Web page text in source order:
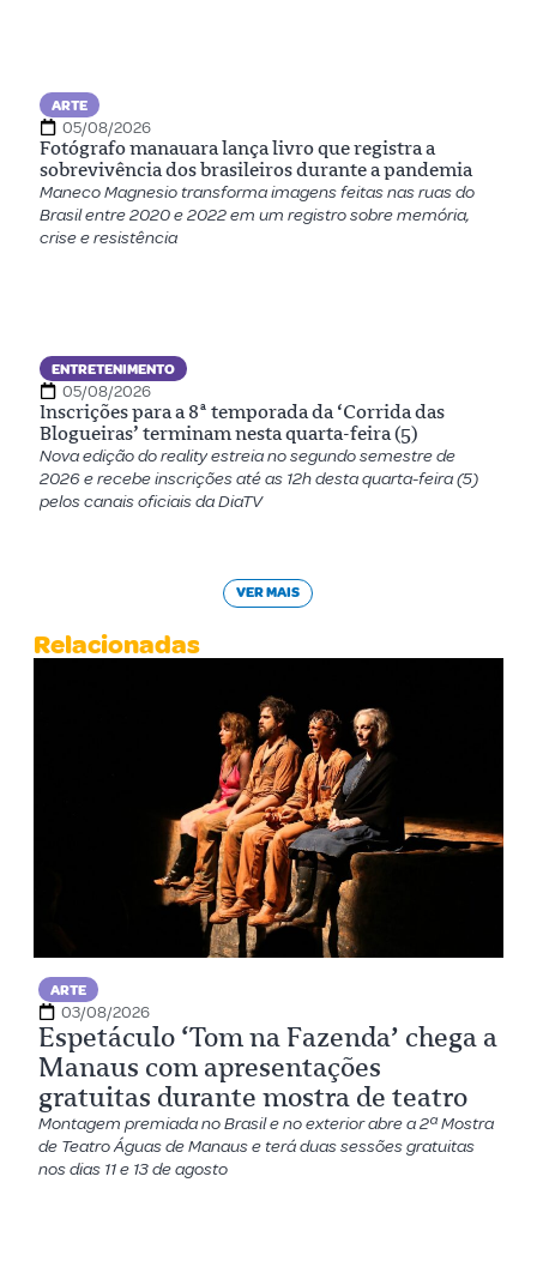
ARTE
05/08/2026
Fotógrafo manauara lança livro que registra a
sobrevivência dos brasileiros durante a pandemia
Maneco Magnesio transforma imagens feitas nas ruas do
Brasil entre 2020 e 2022 em um registro sobre memória,
crise e resistência
ENTRETENIMENTO
05/08/2026
Inscrições para a 8ª temporada da ‘Corrida das
Blogueiras’ terminam nesta quarta-feira (5)
Nova edição do reality estreia no segundo semestre de
2026 e recebe inscrições até as 12h desta quarta-feira (5)
pelos canais oficiais da DiaTV
VER MAIS
Relacionadas
ARTE
03/08/2026
Espetáculo ‘Tom na Fazenda’ chega a
Manaus com apresentações
gratuitas durante mostra de teatro
Montagem premiada no Brasil e no exterior abre a 2ª Mostra
de Teatro Águas de Manaus e terá duas sessões gratuitas
nos dias 11 e 13 de agosto